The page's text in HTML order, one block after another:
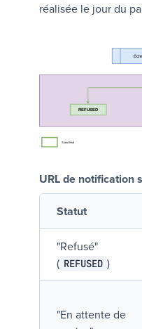
réalisée le jour du
URL de notification
Statut
"Refusé"
( REFUSED )
"En attente de